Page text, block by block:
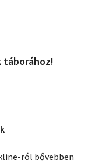
táborához!
ról bővebben